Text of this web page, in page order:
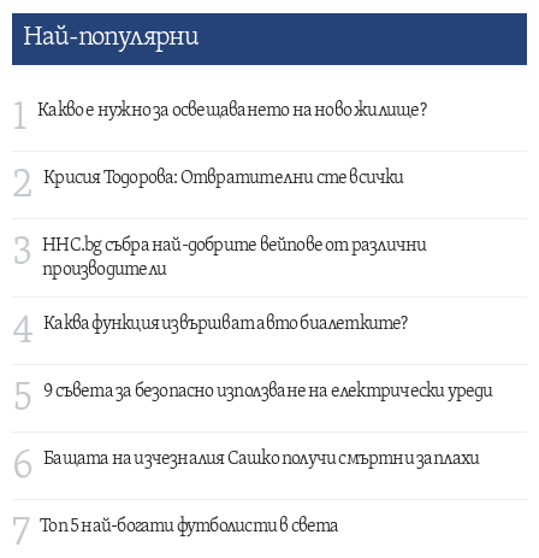
Най-популярни
1 Какво е нужно за освещаването на ново жилище?
2 Крисия Тодорова: Отвратителни сте всички
3
HHC.bg събра най-добрите вейпове от различни
производители
4 Каква функция извършват авто биалетките?
5 9 съвета за безопасно използване на електрически уреди
6 Бащата на изчезналия Сашко получи смъртни заплахи
7 Топ 5 най-богати футболисти в света